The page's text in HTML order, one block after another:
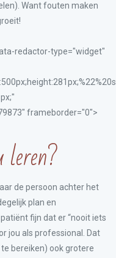
Want fouten maken
redactor-type="widget"
frameborder="0">
de persoon achter het
plan en
fijn dat er “nooit iets
jou als professional. Dat
bereiken) ook grotere